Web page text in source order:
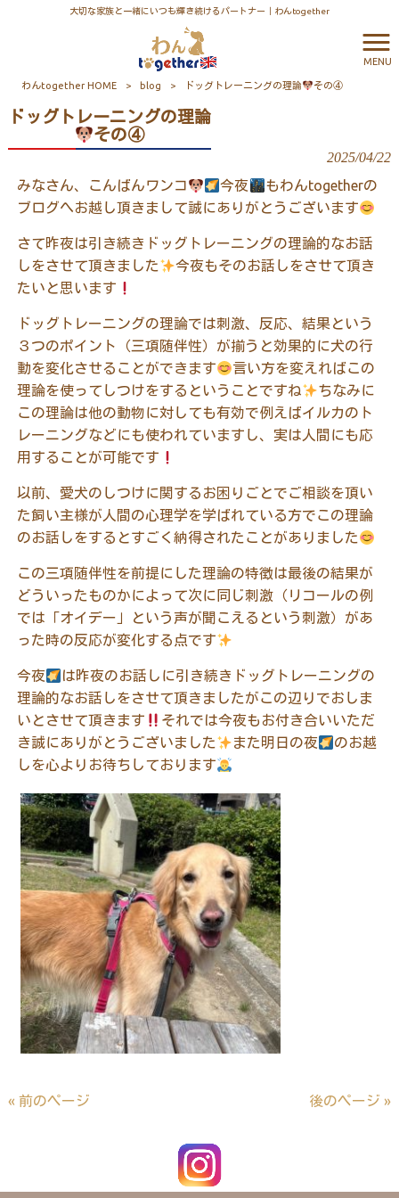
大切な家族と一緒にいつも輝き続けるパートナー｜わんtogether
MENU
わんtogether HOME > blog > ドッグトレーニングの理論 その④
ドッグトレーニングの理論
その④
2025/04/22
みなさん、こんばんワンコ 今夜
もわんtogetherの
ブログへお越し頂きまして誠にありがとうございます
さて昨夜は引き続きドッグトレーニングの理論的なお話
しをさせて頂きました
今夜もそのお話しをさせて頂き
たいと思います
ドッグトレーニングの理論では刺激、反応、結果という
３つのポイント（三項随伴性）が揃うと効果的に犬の行
動を変化させることができます
言い方を変えればこの
理論を使ってしつけをするということですね
ちなみに
この理論は他の動物に対しても有効で例えばイルカのト
レーニングなどにも使われていますし、実は人間にも応
用することが可能です
以前、愛犬のしつけに関するお困りごとでご相談を頂い
た飼い主様が人間の心理学を学ばれている方でこの理論
のお話しをするとすごく納得されたことがありました
この三項随伴性を前提にした理論の特徴は最後の結果が
どういったものかによって次に同じ刺激（リコールの例
では「オイデー」という声が聞こえるという刺激）があ
った時の反応が変化する点です
今夜
は昨夜のお話しに引き続きドッグトレーニングの
理論的なお話しをさせて頂きましたがこの辺りでおしま
いとさせて頂きます
それでは今夜もお付き合いいただ
き誠にありがとうございました
また明日の夜
のお越
しを心よりお待ちしております
« 前のページ 後のページ »